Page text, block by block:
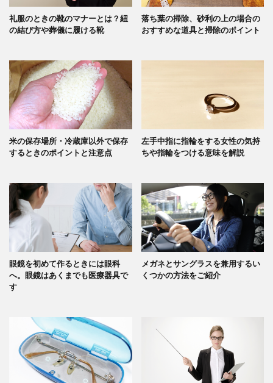
礼服のときの靴のマナーとは？紐
の結び方や葬儀に履ける靴
落ち葉の掃除、砂利の上の場合の
おすすめな道具と掃除のポイント
米の保存場所・冷蔵庫以外で保存
するときのポイントと注意点
左手中指に指輪をする女性の気持
ちや指輪をつける意味を解説
眼鏡を初めて作るときには眼科
へ。眼鏡はあくまでも医療器具で
す
メガネとサングラスを兼用するい
くつかの方法をご紹介